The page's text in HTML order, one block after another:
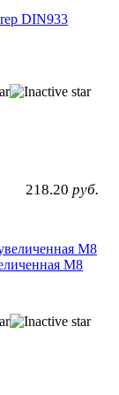
DIN933
218.20 руб.
М8